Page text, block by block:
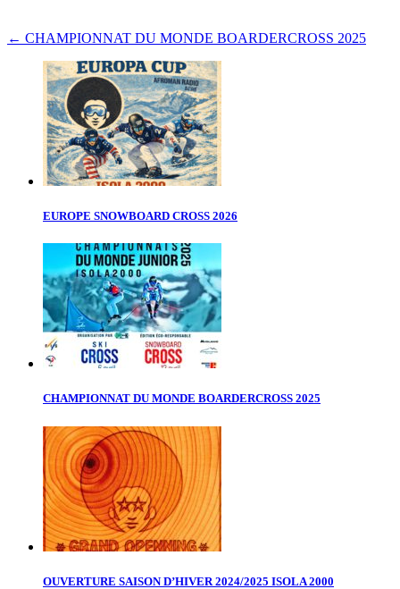
← CHAMPIONNAT DU MONDE BOARDERCROSS 2025
EUROPE SNOWBOARD CROSS 2026
CHAMPIONNAT DU MONDE BOARDERCROSS 2025
OUVERTURE SAISON D’HIVER 2024/2025 ISOLA 2000